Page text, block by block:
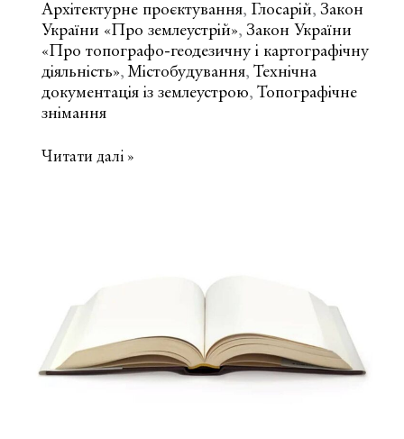
Архітектурне проєктування, Глосарій, Закон
України «Про землеустрій», Закон України
«Про топографо-геодезичну і картографічну
діяльність»,Містобудування, Технічна
документація із землеустрою, Топографічне
знімання
Що
місцевості?
Читати далі »